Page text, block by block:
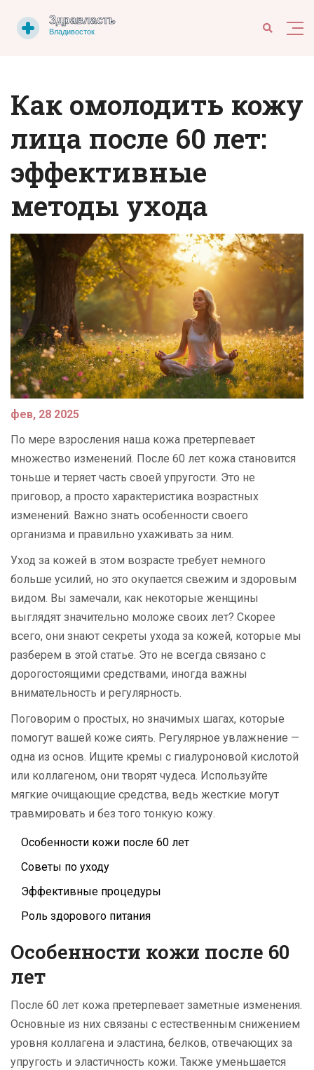
Как омолодить кожу
лица после 60 лет:
эффективные
методы ухода
фев, 28 2025
По мере взросления наша кожа претерпевает
множество изменений. После 60 лет кожа становится
тоньше и теряет часть своей упругости. Это не
приговор, а просто характеристика возрастных
изменений. Важно знать особенности своего
организма и правильно ухаживать за ним.
Уход за кожей в этом возрасте требует немного
больше усилий, но это окупается свежим и здоровым
видом. Вы замечали, как некоторые женщины
выглядят значительно моложе своих лет? Скорее
всего, они знают секреты ухода за кожей, которые мы
разберем в этой статье. Это не всегда связано с
дорогостоящими средствами, иногда важны
внимательность и регулярность.
Поговорим о простых, но значимых шагах, которые
помогут вашей коже сиять. Регулярное увлажнение —
одна из основ. Ищите кремы с гиалуроновой кислотой
или коллагеном, они творят чудеса. Используйте
мягкие очищающие средства, ведь жесткие могут
травмировать и без того тонкую кожу.
Особенности кожи после 60 лет
Советы по уходу
Эффективные процедуры
Роль здорового питания
Особенности кожи после 60
лет
После 60 лет кожа претерпевает заметные изменения.
Основные из них связаны с естественным снижением
уровня коллагена и эластина, белков, отвечающих за
упругость и эластичность кожи. Также уменьшается